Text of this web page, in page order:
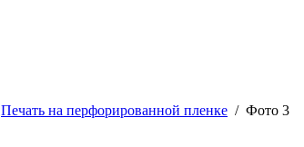
Печать на перфорированной пленке / Фото 3